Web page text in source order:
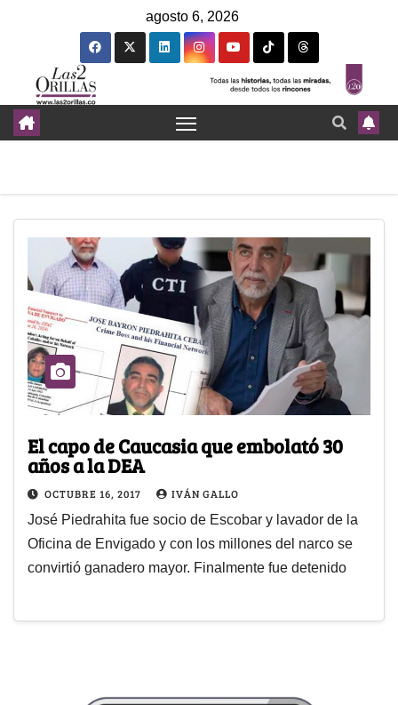
agosto 6, 2026
El capo de Caucasia que embolató 30
años a la DEA
OCTUBRE 16, 2017 IVÁN GALLO
José Piedrahita fue socio de Escobar y lavador de la
Oficina de Envigado y con los millones del narco se
convirtió ganadero mayor. Finalmente fue detenido